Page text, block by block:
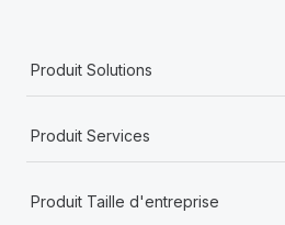
Produit Solutions
Produit Services
Produit Taille d'entreprise